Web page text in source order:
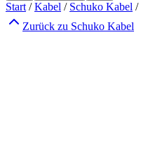
Start /Kabel / Schuko Kabel /
Zurück zu Schuko Kabel